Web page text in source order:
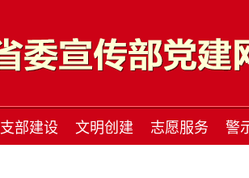
支部建设 文明创建 志愿服务 警